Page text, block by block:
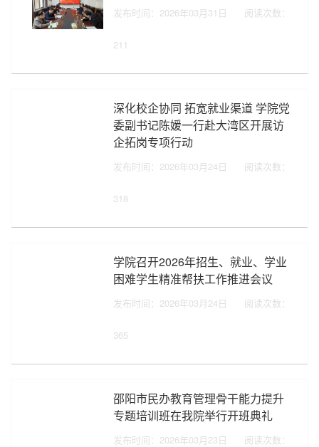
发布时间：2026年03月31日 阅读次数：
211
深化校企协同 拓宽就业渠道 学院党
委副书记陈媛一行赴大湾区开展访
企拓岗专项行动
发布时间：2026年03月24日 阅读次数：
318
学院召开2026年招生、就业、学业
困难学生精准帮扶工作推进会议
发布时间：2026年03月24日 阅读次数：
365
邵阳市民办教育管理骨干能力提升
专题培训班在我院举行开班典礼
发布时间：2026年03月23日 阅读次数：